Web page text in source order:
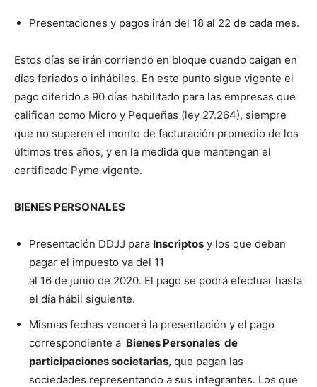
Presentaciones y pagos irán del 18 al 22 de cada mes.
Estos días se irán corriendo en bloque cuando caigan en
días feriados o inhábiles. En este punto sigue vigente el
pago diferido a 90 días habilitado para las empresas que
califican como Micro y Pequeñas (ley 27.264), siempre
que no superen el monto de facturación promedio de los
últimos tres años, y en la medida que mantengan el
certificado Pyme vigente.
BIENES PERSONALES
Presentación DDJJ para Inscriptos y los que deban
pagar el impuesto va del 11
al 16 de junio de 2020. El pago se podrá efectuar hasta
el día hábil siguiente.
Mismas fechas vencerá la presentación y el pago
correspondiente a Bienes Personales de
participaciones societarias, que pagan las
sociedades representando a sus integrantes. Los que